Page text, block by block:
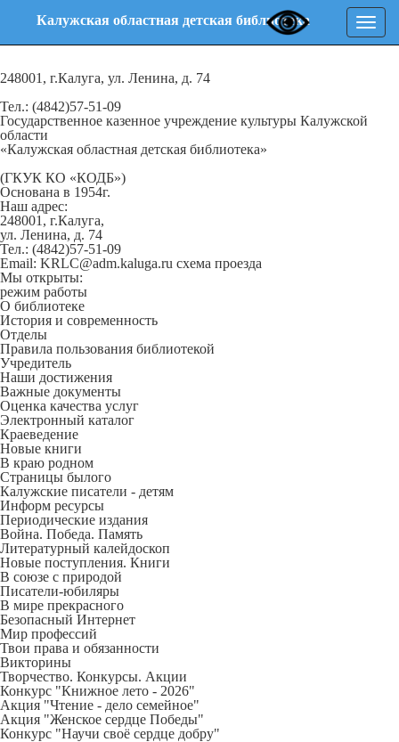
Калужская областная детская библиотека
248001, г.Калуга, ул. Ленина, д. 74
Тел.: (4842)57-51-09
Государственное казенное учреждение культуры Калужской
области
«Калужская областная детская библиотека»
(ГКУК КО «КОДБ»)
Основана в 1954г.
Наш адрес:
248001, г.Калуга,
ул. Ленина, д. 74
Тел.: (4842)57-51-09
Email: KRLC@adm.kaluga.ru схема проезда
Мы открыты:
режим работы
О библиотеке
История и современность
Отделы
Правила пользования библиотекой
Учредитель
Наши достижения
Важные документы
Оценка качества услуг
Электронный каталог
Краеведение
Новые книги
В краю родном
Страницы былого
Калужские писатели - детям
Информ ресурсы
Периодические издания
Война. Победа. Память
Литературный калейдоскоп
Новые поступления. Книги
В союзе с природой
Писатели-юбиляры
В мире прекрасного
Безопасный Интернет
Мир профессий
Твои права и обязанности
Викторины
Творчество. Конкурсы. Акции
Конкурс "Книжное лето - 2026"
Акция "Чтение - дело семейное"
Акция "Женское сердце Победы"
Конкурс "Научи своё сердце добру"